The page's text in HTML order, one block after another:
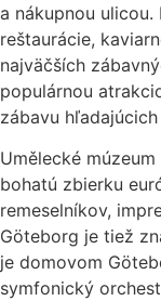
a nákupnou ulicou.
reštaurácie,
najväčších
populárnou
zábavu
Umělecké
bohatú zbierku
remeselníkov,
Göteborg je tiež
je domovom
symfonický